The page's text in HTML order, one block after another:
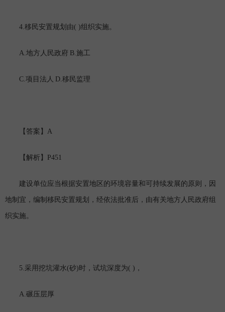
4.移民安置规划由( )组织实施。
A.地方人民政府 B.施工
C.项目法人 D.移民监理
【答案】 A
【解析】 P451
建设单位应当根据安置地区的环境容量和可持续发展的原则，因
地制宜，编制移民安置规划，经依法批准后，由有关地方人民政府组
织实施。
5.采用挖坑灌水(砂)时，试坑深度为( ) ，
A.碾压层厚